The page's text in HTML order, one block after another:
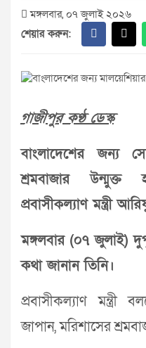
মঙ্গলবার, ০৭ জুলাই ২০২৬
শেয়ার করুন:
গাজীপুর কণ্ঠ ডেস্ক
বাংলাদেশের জন্য
শ্রমবাজার উন্মুক্ত
প্রবাসীকল্যাণ মন্ত্রী
মঙ্গলবার (০৭ জুলাই)
কথা জানান তিনি।
প্রবাসীকল্যাণ মন্ত্রী
জাপান, মরিশাসের